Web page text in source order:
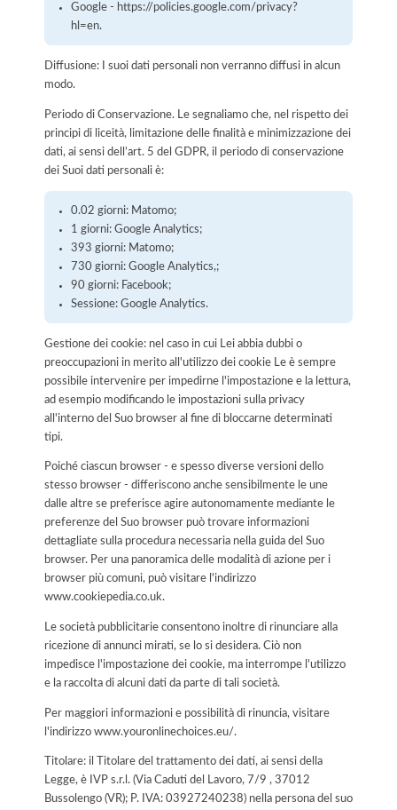
Google - https://policies.google.com/privacy?
hl=en.
Diffusione: I suoi dati personali non verranno diffusi in alcun
modo.
Periodo di Conservazione. Le segnaliamo che, nel rispetto dei
principi di liceità, limitazione delle finalità e minimizzazione dei
dati, ai sensi dell’art. 5 del GDPR, il periodo di conservazione
dei Suoi dati personali è:
0.02 giorni: Matomo;
1 giorni: Google Analytics;
393 giorni: Matomo;
730 giorni: Google Analytics,;
90 giorni: Facebook;
Sessione: Google Analytics.
Gestione dei cookie: nel caso in cui Lei abbia dubbi o
preoccupazioni in merito all'utilizzo dei cookie Le è sempre
possibile intervenire per impedirne l'impostazione e la lettura,
ad esempio modificando le impostazioni sulla privacy
all'interno del Suo browser al fine di bloccarne determinati
tipi.
Poiché ciascun browser - e spesso diverse versioni dello
stesso browser - differiscono anche sensibilmente le une
dalle altre se preferisce agire autonomamente mediante le
preferenze del Suo browser può trovare informazioni
dettagliate sulla procedura necessaria nella guida del Suo
browser. Per una panoramica delle modalità di azione per i
browser più comuni, può visitare l'indirizzo
www.cookiepedia.co.uk.
Le società pubblicitarie consentono inoltre di rinunciare alla
ricezione di annunci mirati, se lo si desidera. Ciò non
impedisce l'impostazione dei cookie, ma interrompe l'utilizzo
e la raccolta di alcuni dati da parte di tali società.
Per maggiori informazioni e possibilità di rinuncia, visitare
l'indirizzo www.youronlinechoices.eu/.
Titolare: il Titolare del trattamento dei dati, ai sensi della
Legge, è IVP s.r.l. (Via Caduti del Lavoro, 7/9 , 37012
Bussolengo (VR); P. IVA: 03927240238) nella persona del suo